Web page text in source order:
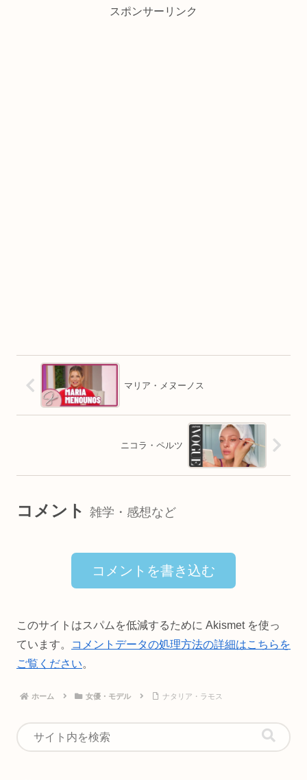
スポンサーリンク
マリア・メヌーノス
ニコラ・ペルツ
コメント 雑学・感想など
コメントを書き込む
このサイトはスパムを低減するために Akismet を使っ
ています。
コメントデータの処理方法の詳細はこちらを
ご覧ください。
ホーム 女優・モデル ナタリア・ラモス